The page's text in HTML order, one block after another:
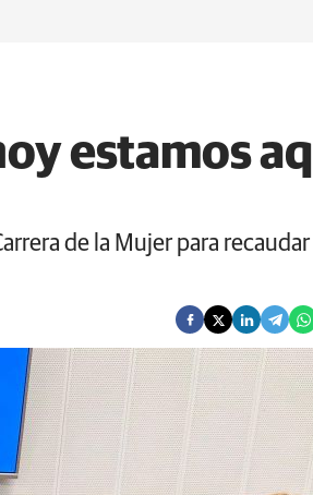
estamos
de la Mujer para recaudar